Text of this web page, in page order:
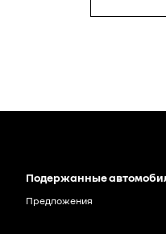
Подержанныe
Предложения